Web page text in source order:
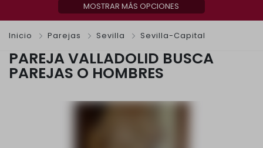
MOSTRAR MÁS OPCIONES
Inicio Parejas Sevilla Sevilla-Capital
PAREJA VALLADOLID BUSCA
PAREJAS O HOMBRES